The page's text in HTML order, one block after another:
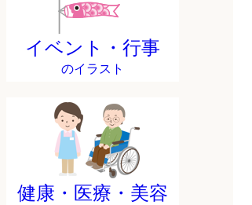
イベント・行事
のイラスト
健康・医療・美容